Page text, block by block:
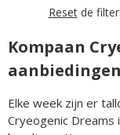
Resetde
Kompaan
aanbiedingen
Elke week zijn er
Cryeogenic Dreams